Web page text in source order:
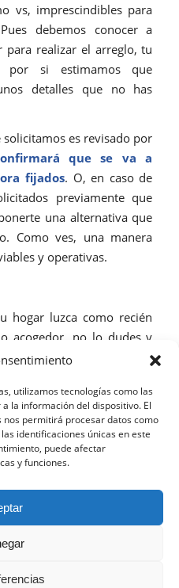
utilizamos tecnologías como las
la información del dispositivo. El
permitirá procesar datos como
identificaciones únicas en este
puede afectar
y funciones.
vs, imprescindibles para
debemos conocer a
para realizar el arreglo, tu
si estimamos que
detalles que no has
es revisado por
que se va a
fijados. O, en caso de
previamente que
una alternativa que
Como ves, una manera
y operativas.
hogar luzca como recién
acogedor, no lo dudes y
Manitas. Y recuerda que
económicas como de
Y es que contar con un
conlleva alegría.
servicio más personalizado.
la aceptación de nuestra
para mayor información.